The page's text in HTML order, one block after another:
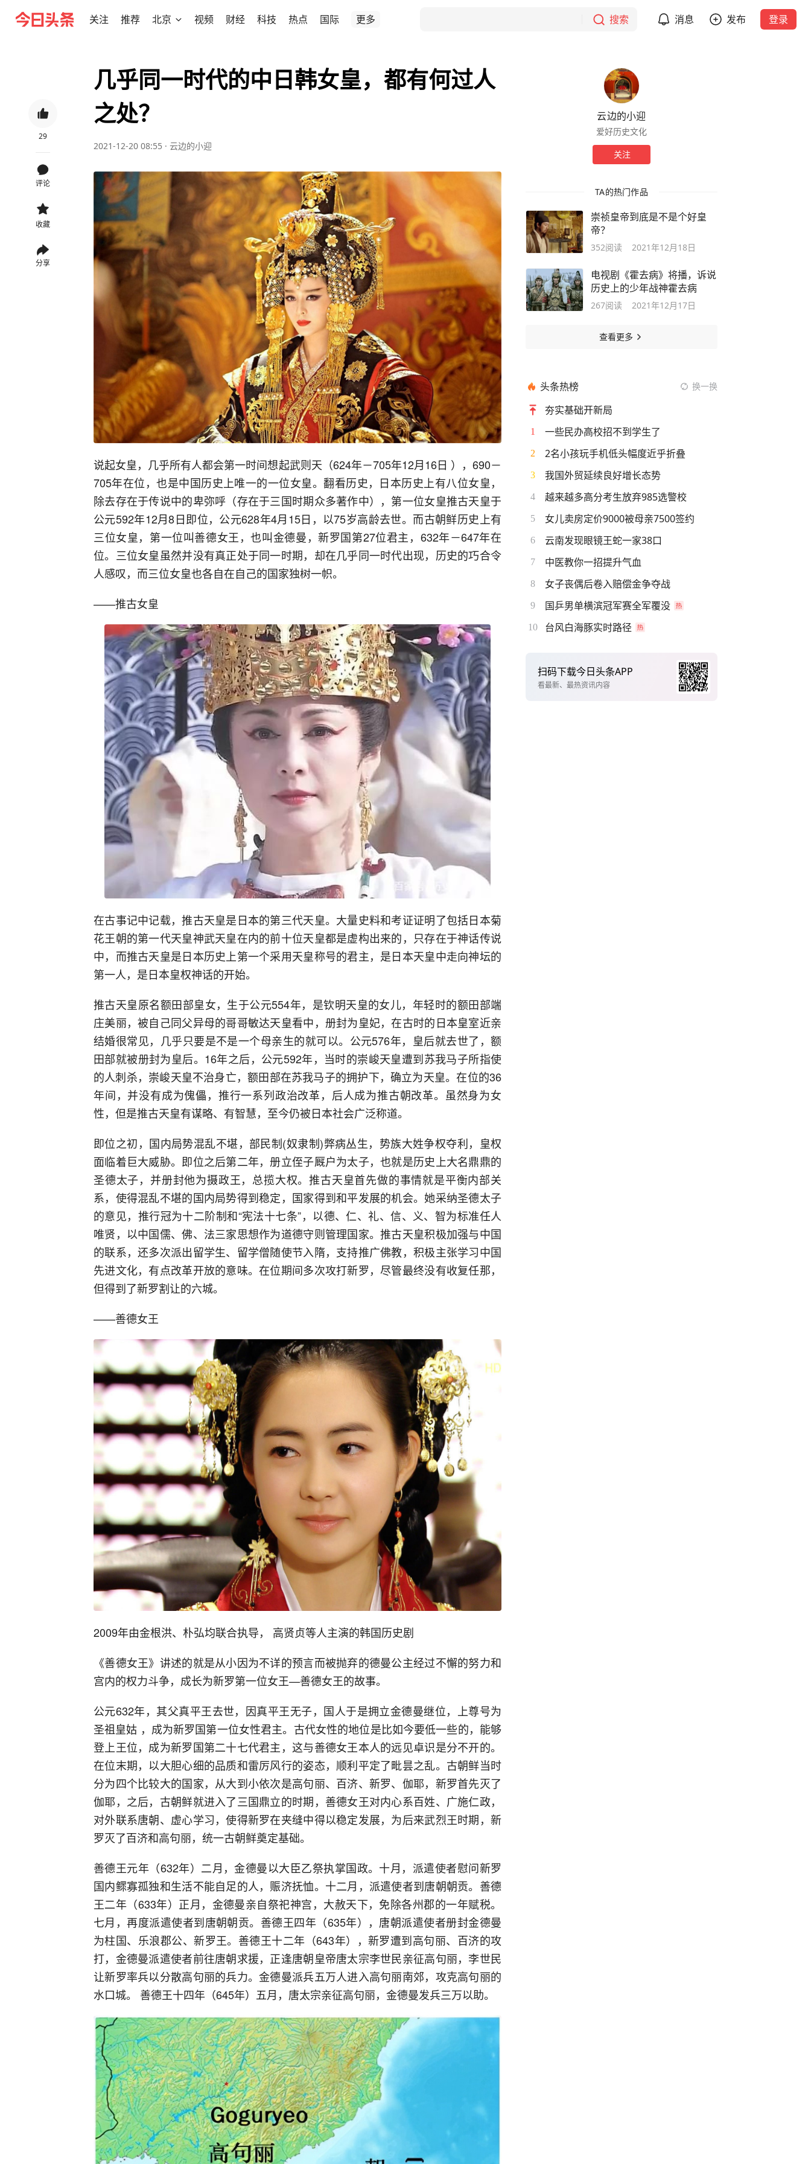
关注 推荐 北京 视频 财经 科技 热点 国际 更多 搜索 消息 发布 登录
29
评论
收藏
分享
几乎同一时代的中日韩女皇，都有何过人
之处？
2021-12-20 08:55 · 云边的小迎
说起女皇，几乎所有人都会第一时间想起武则天（624年－705年12月16日 ），690－
705年在位，也是中国历史上唯一的一位女皇。翻看历史，日本历史上有八位女皇，
除去存在于传说中的卑弥呼（存在于三国时期众多著作中），第一位女皇推古天皇于
公元592年12月8日即位，公元628年4月15日，以75岁高龄去世。而古朝鲜历史上有
三位女皇，第一位叫善德女王，也叫金德曼，新罗国第27位君主，632年－647年在
位。三位女皇虽然并没有真正处于同一时期，却在几乎同一时代出现，历史的巧合令
人感叹，而三位女皇也各自在自己的国家独树一帜。
——推古女皇
在古事记中记载，推古天皇是日本的第三代天皇。大量史料和考证证明了包括日本菊
花王朝的第一代天皇神武天皇在内的前十位天皇都是虚构出来的，只存在于神话传说
中，而推古天皇是日本历史上第一个采用天皇称号的君主，是日本天皇中走向神坛的
第一人，是日本皇权神话的开始。
推古天皇原名额田部皇女，生于公元554年，是钦明天皇的女儿，年轻时的额田部端
庄美丽，被自己同父异母的哥哥敏达天皇看中，册封为皇妃，在古时的日本皇室近亲
结婚很常见，几乎只要是不是一个母亲生的就可以。公元576年，皇后就去世了，额
田部就被册封为皇后。16年之后，公元592年，当时的崇峻天皇遭到苏我马子所指使
的人刺杀，崇峻天皇不治身亡，额田部在苏我马子的拥护下，确立为天皇。在位的36
年间，并没有成为傀儡，推行一系列政治改革，后人成为推古朝改革。虽然身为女
性，但是推古天皇有谋略、有智慧，至今仍被日本社会广泛称道。
即位之初，国内局势混乱不堪，部民制(奴隶制)弊病丛生，势族大姓争权夺利，皇权
面临着巨大威胁。即位之后第二年，册立侄子厩户为太子，也就是历史上大名鼎鼎的
圣德太子，并册封他为摄政王，总揽大权。推古天皇首先做的事情就是平衡内部关
系，使得混乱不堪的国内局势得到稳定，国家得到和平发展的机会。她采纳圣德太子
的意见，推行冠为十二阶制和“宪法十七条”，以德、仁、礼、信、义、智为标准任人
唯贤，以中国儒、佛、法三家思想作为道德守则管理国家。推古天皇积极加强与中国
的联系，还多次派出留学生、留学僧随使节入隋，支持推广佛教，积极主张学习中国
先进文化，有点改革开放的意味。在位期间多次攻打新罗，尽管最终没有收复任那，
但得到了新罗割让的六城。
——善德女王
2009年由金根洪、朴弘均联合执导， 高贤贞等人主演的韩国历史剧
《善德女王》讲述的就是从小因为不详的预言而被抛弃的德曼公主经过不懈的努力和
宫内的权力斗争，成长为新罗第一位女王—善德女王的故事。
公元632年，其父真平王去世，因真平王无子，国人于是拥立金德曼继位，上尊号为
圣祖皇姑 ，成为新罗国第一位女性君主。古代女性的地位是比如今要低一些的，能够
登上王位，成为新罗国第二十七代君主，这与善德女王本人的远见卓识是分不开的。
在位末期，以大胆心细的品质和雷厉风行的姿态，顺利平定了毗昙之乱。古朝鲜当时
分为四个比较大的国家，从大到小依次是高句丽、百济、新罗、伽耶，新罗首先灭了
伽耶，之后，古朝鲜就进入了三国鼎立的时期，善德女王对内心系百姓、广施仁政，
对外联系唐朝、虚心学习，使得新罗在夹缝中得以稳定发展，为后来武烈王时期，新
罗灭了百济和高句丽，统一古朝鲜奠定基础。
善德王元年（632年）二月，金德曼以大臣乙祭执掌国政。十月，派遣使者慰问新罗
国内鳏寡孤独和生活不能自足的人，赈济抚恤。十二月，派遣使者到唐朝朝贡。善德
王二年（633年）正月，金德曼亲自祭祀神宫，大赦天下，免除各州郡的一年赋税。
七月，再度派遣使者到唐朝朝贡。善德王四年（635年），唐朝派遣使者册封金德曼
为柱国、乐浪郡公、新罗王。善德王十二年（643年），新罗遭到高句丽、百济的攻
打，金德曼派遣使者前往唐朝求援，正逢唐朝皇帝唐太宗李世民亲征高句丽，李世民
让新罗率兵以分散高句丽的兵力。金德曼派兵五万人进入高句丽南郊，攻克高句丽的
水口城。 善德王十四年（645年）五月，唐太宗亲征高句丽，金德曼发兵三万以助。
云边的小迎
爱好历史文化
关注
TA的热门作品
崇祯皇帝到底是不是个好皇
帝？
352阅读 2021年12月18日
电视剧《霍去病》将播，诉说
历史上的少年战神霍去病
267阅读 2021年12月17日
查看更多
头条热榜 换一换
夯实基础开新局
1 一些民办高校招不到学生了
2 2名小孩玩手机低头幅度近乎折叠
3 我国外贸延续良好增长态势
4 越来越多高分考生放弃985选警校
5 女儿卖房定价9000被母亲7500签约
6 云南发现眼镜王蛇一家38口
7 中医教你一招提升气血
8 女子丧偶后卷入赔偿金争夺战
9 国乒男单横滨冠军赛全军覆没
10 台风白海豚实时路径
扫码下载今日头条APP
看最新、最热资讯内容